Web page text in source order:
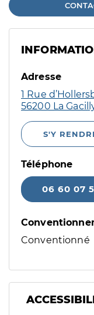
Adresse
1 Rue
56200 La
S'Y
Téléphone
06 60 07
Conventionné